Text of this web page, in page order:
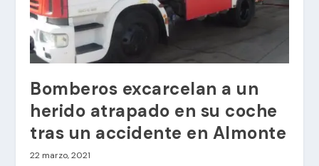
Bomberos excarcelan a un
herido atrapado en su coche
tras un accidente en Almonte
22 marzo, 2021